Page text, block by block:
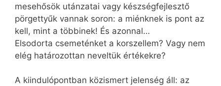
mesehősök utánzatai vagy készségfejlesztő
pörgettyűk vannak soron: a miénknek is pont az
kell, mint a többinek! És azonnal…
Elsodorta csemeténket a korszellem? Vagy nem
elég határozottan neveltük értékekre?
A kiindulópontban közismert jelenség áll: az